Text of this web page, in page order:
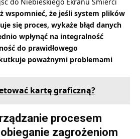
wspomnieć, że jeśli system plików
się proces, wykaże błąd danych
wpłynąć na integralność
do prawidłowego
poważnymi problemami
kartę graficzną?
procesem
zagrożeniom